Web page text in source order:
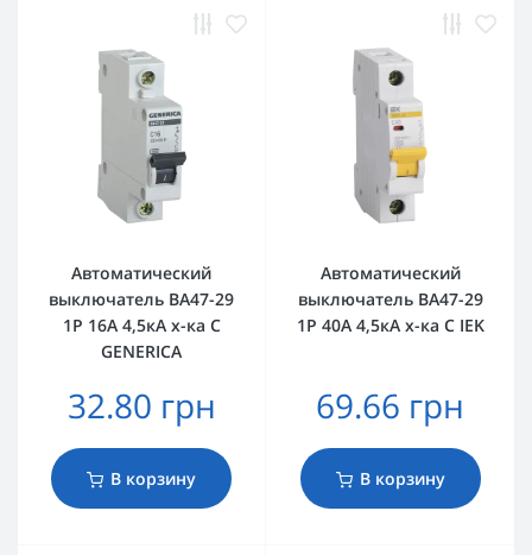
Автоматический
выключатель ВА47-29
1Р 16А 4,5кА х-ка C
GENERICA
32.80 грн
В корзину
Автоматический
выключатель ВА47-29
1Р 40А 4,5кА х-ка C IEK
69.66 грн
В корзину